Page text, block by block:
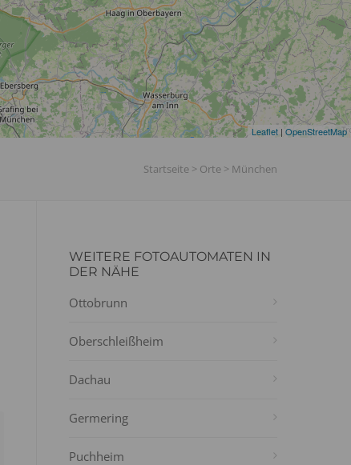
Leaflet | OpenStreetMap
Startseite > Orte > München
WEITERE FOTOAUTOMATEN IN
DER NÄHE
Ottobrunn
Oberschleißheim
Dachau
Germering
Puchheim